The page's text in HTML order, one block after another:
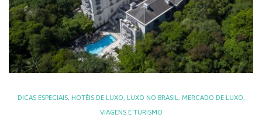
DICAS ESPECIAIS, HOTÉIS DE LUXO, LUXO NO BRASIL, MERCADO DE LUXO,
VIAGENS E TURISMO